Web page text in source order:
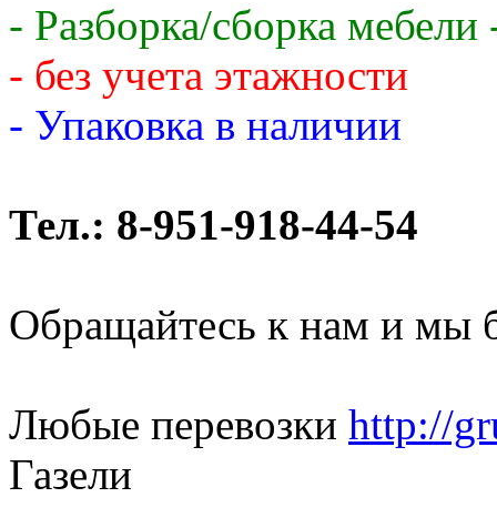
- Разборка/сборка мебели
- без учета этажности
- Упаковка в наличии
Тел.: 8-951-918-44-54
Обращайтесь к нам и мы
Любые перевозки http://
Газели